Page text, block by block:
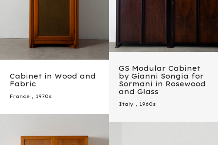
GS Modular Cabinet
by Gianni Songia for
Sormani in Rosewood
and Glass
Italy , 1960s
Cabinet in Wood and
Fabric
France , 1970s